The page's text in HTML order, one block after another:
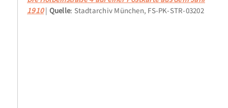
1910 Quelle: Stadtarchiv München, FS-PK-STR-03202